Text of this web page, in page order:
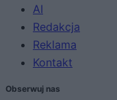
AI
Redakcja
Reklama
Kontakt
Obserwuj nas